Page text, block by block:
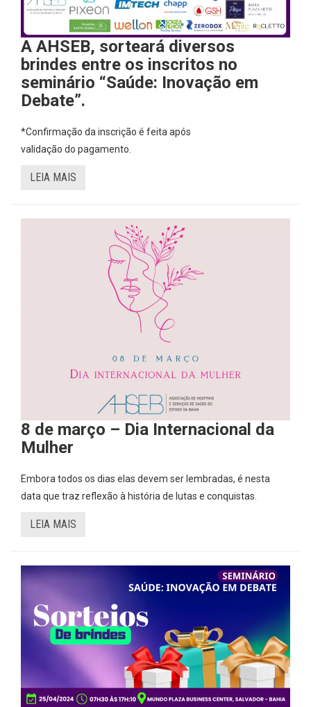
A AHSEB, sorteará diversos
brindes entre os inscritos no
seminário “Saúde: Inovação em
Debate”.
*Confirmação da inscrição é feita após
validação do pagamento.
LEIA MAIS
8 de março – Dia Internacional da
Mulher
Embora todos os dias elas devem ser lembradas, é nesta
data que traz reflexão à história de lutas e conquistas.
LEIA MAIS